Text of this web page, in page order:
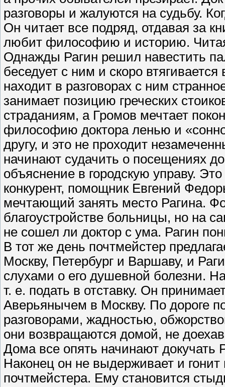
разговоры и жалуются на судьбу.
Он читает все подряд, отдавая за
любит философию и историю.
Однажды Рагин решил навестить
беседует с ним и скоро
находит в разговорах с ним
занимает позицию греческих
страданиям, а Громов мечтает
философию доктора ленью и
другу, и это не проходит
начинают судачить о посещениях
объяснение в городскую управу.
конкурент, помощник Евгений
мечтающий занять место Рагина.
благоустройстве больницы, но на
не сошел ли доктор с ума. Рагин
В тот же день почтмейстер
Москву, Петербург и Варшаву, и
слухами о его душевной болезни.
т. е. подать в отставку. Он
Аверьянычем в Москву. По дороге
разговорами, жадностью,
они возвращаются домой, не
Дома все опять начинают
Наконец он не выдерживает и
почтмейстера. Ему становится